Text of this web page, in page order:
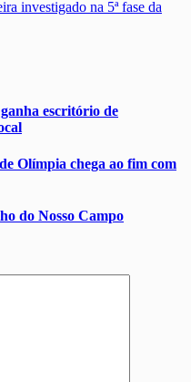
investigado na 5ª fase da
escritório de
Olímpia chega ao fim com
do Nosso Campo